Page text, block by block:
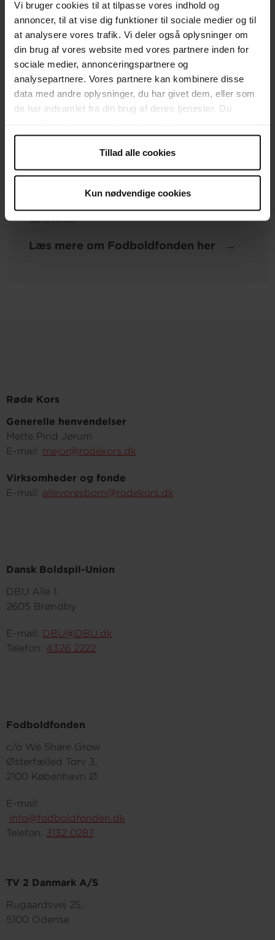
Vi bruger cookies til at tilpasse vores indhold og
annoncer, til at vise dig funktioner til sociale medier og til
at analysere vores trafik. Vi deler også oplysninger om
din brug af vores website med vores partnere inden for
sociale medier, annonceringspartnere og
analysepartnere. Vores partnere kan kombinere disse
data med andre oplysninger, du har givet dem, eller som
de har indsamlet fra din brug af deres tjenester. Du
anvende vores hjemmeside.
Tillad alle cookies
Kun nødvendige cookies
Fodboldfondens arbejde
Fodboldfonden afvikler løbende hyggelige
og sociale landsdækkende arrangementer
og oplevelser for udsatte børn i Danmark.
børnene mulighed for at mødes på lige vilkår
og skabe venskaber baseret på glædesfyldte
arrangementer, er ønsket om at fremme
følelsen hos det enkelte barn; at være
oplevelse.
Læs mere om Fodboldfonden her
Røde Kors
Generelle henvendelser
Mette Pind Jørum
E-mail: mejor@rodekors.dk
Virksomheder og fonde
E-mail: allevoresborn@rodekors.dk
Dansk Boldspil-Union
DBU Allé 1,
2605 Brøndby
E-mail: DBU@DBU.dk
Telefon: 4326 2222
Fodboldfonden
c/o We Share Grow
Østerfælled Torv 3,
2100 København Ø
E-mail:
info@fodboldfonden.dk
Telefon: 3132 0287
TV 2 Danmark A/S
Rugaardsvej 25,
5100 Odense